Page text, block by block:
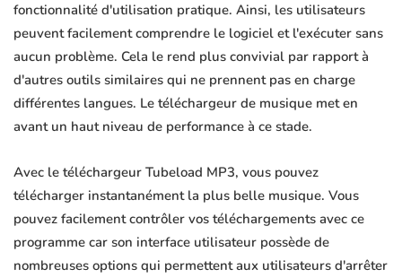
fonctionnalité d'utilisation pratique. Ainsi, les utilisateurs
peuvent facilement comprendre le logiciel et l'exécuter sans
aucun problème. Cela le rend plus convivial par rapport à
d'autres outils similaires qui ne prennent pas en charge
différentes langues. Le téléchargeur de musique met en
avant un haut niveau de performance à ce stade.
Avec le téléchargeur Tubeload MP3, vous pouvez
télécharger instantanément la plus belle musique. Vous
pouvez facilement contrôler vos téléchargements avec ce
programme car son interface utilisateur possède de
nombreuses options qui permettent aux utilisateurs d'arrêter